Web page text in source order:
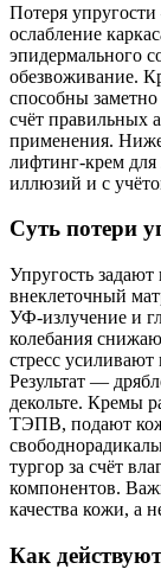
Потеря
ослабление
эпидермального
обезвоживание.
способны
счёт правильных
применения.
лифтинг‑крем
иллюзий и с
Суть потери
Упругость
внеклеточный
УФ‑излучение и
колебания
стресс
Результат —
декольте. Кремы
ТЭПВ, подают
тургор за счёт
компонентов.
качества кожи, а
Как